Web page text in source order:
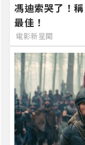
馮迪索哭了！
最佳！
電影新星聞